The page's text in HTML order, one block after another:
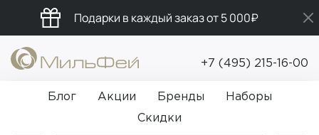
Подарки в каждый заказ от 5 000₽
Бесплатная доставка от 5 000₽
Промокод ПРИВЕТ
+7 (495) 215-16-00
Блог Акции Бренды
Наборы
Скидки